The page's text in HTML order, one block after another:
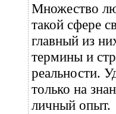
Множество
такой сфере
главный из
термины и
реальности.
только на
личный опыт.